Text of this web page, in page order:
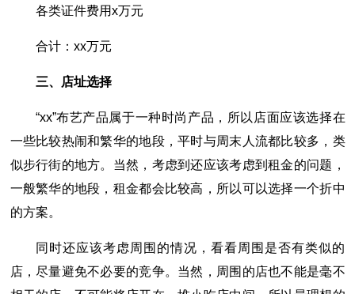
各类证件费用x万元
合计：xx万元
三、店址选择
“xx”布艺产品属于一种时尚产品，所以店面应该选择在
一些比较热闹和繁华的地段，平时与周末人流都比较多，类
似步行街的地方。当然，考虑到还应该考虑到租金的问题，
一般繁华的地段，租金都会比较高，所以可以选择一个折中
的方案。
同时还应该考虑周围的情况，看看周围是否有类似的
店，尽量避免不必要的竞争。当然，周围的店也不能是毫不